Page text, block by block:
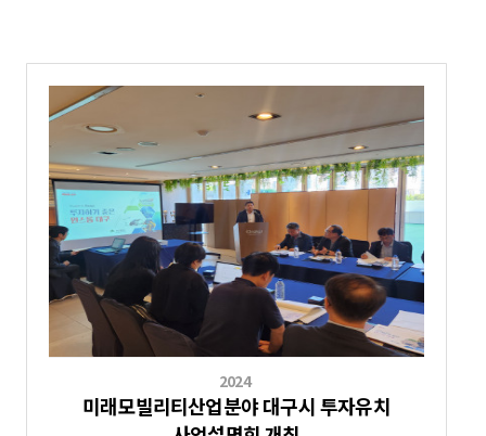
2024
미래모빌리티산업분야 대구시 투자유치